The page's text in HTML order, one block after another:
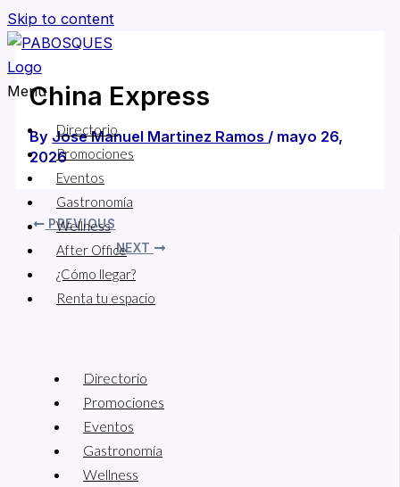
Skip to content
Menu
Directorio
Promociones
Eventos
Gastronomía
Wellness
After Office
¿Cómo llegar?
Renta tu espacio
Directorio
Promociones
Eventos
Gastronomía
Wellness
China Express
By Jose Manuel Martinez Ramos / mayo 26,
2026
PREVIOUS
NEXT